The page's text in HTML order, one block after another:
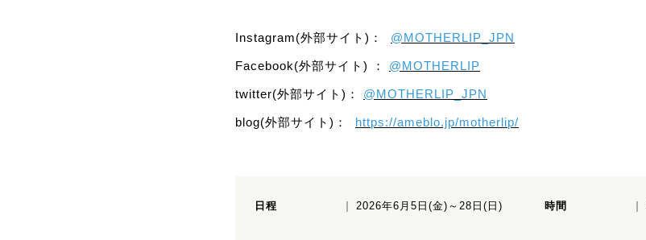
Instagram(外部サイト)： @MOTHERLIP_JPN
Facebook(外部サイト) ： @MOTHERLIP
twitter(外部サイト)： @MOTHERLIP_JPN
blog(外部サイト)： https://ameblo.jp/motherlip/
日程 2026年6月5日(金)～28日(日) 時間